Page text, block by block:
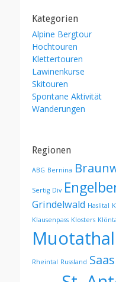
Kategorien
Alpine Bergtour
Hochtouren
Klettertouren
Lawinenkurse
Skitouren
Spontane Aktivität
Wanderungen
Regionen
ABG Bernina
Sertig Div
Grindelwald Haslital
Klausenpass Klosters
Muotathal
Rheintal Russland